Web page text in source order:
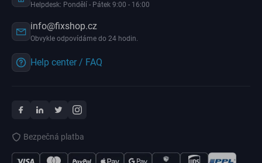
Helpdesk: Pondělí - Pátek 9:00 - 16:00
info@fixshop.cz
Obvykle odpovídáme do 24 hodin.
Help center / FAQ
Bezpečná platba